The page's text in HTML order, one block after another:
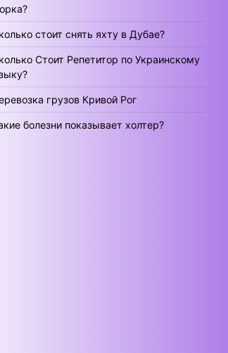
стоит снять яхту в Дубае?
Стоит Репетитор по Украинскому
грузов Кривой Рог
болезни показывает холтер?